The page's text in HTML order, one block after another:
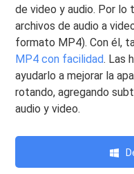
de video y audio. Por
archivos de audio a
formato MP4). Con él,
MP4 con facilidad. Las
ayudarlo a mejorar la
rotando, agregando
audio y video.